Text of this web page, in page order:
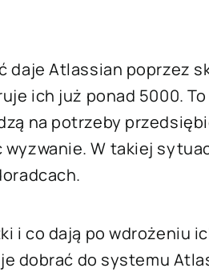
daje Atlassian poprzez
ich już ponad 5000.
na potrzeby
wyzwanie. W takiej
i co dają po wdrożeniu
dobrać do systemu